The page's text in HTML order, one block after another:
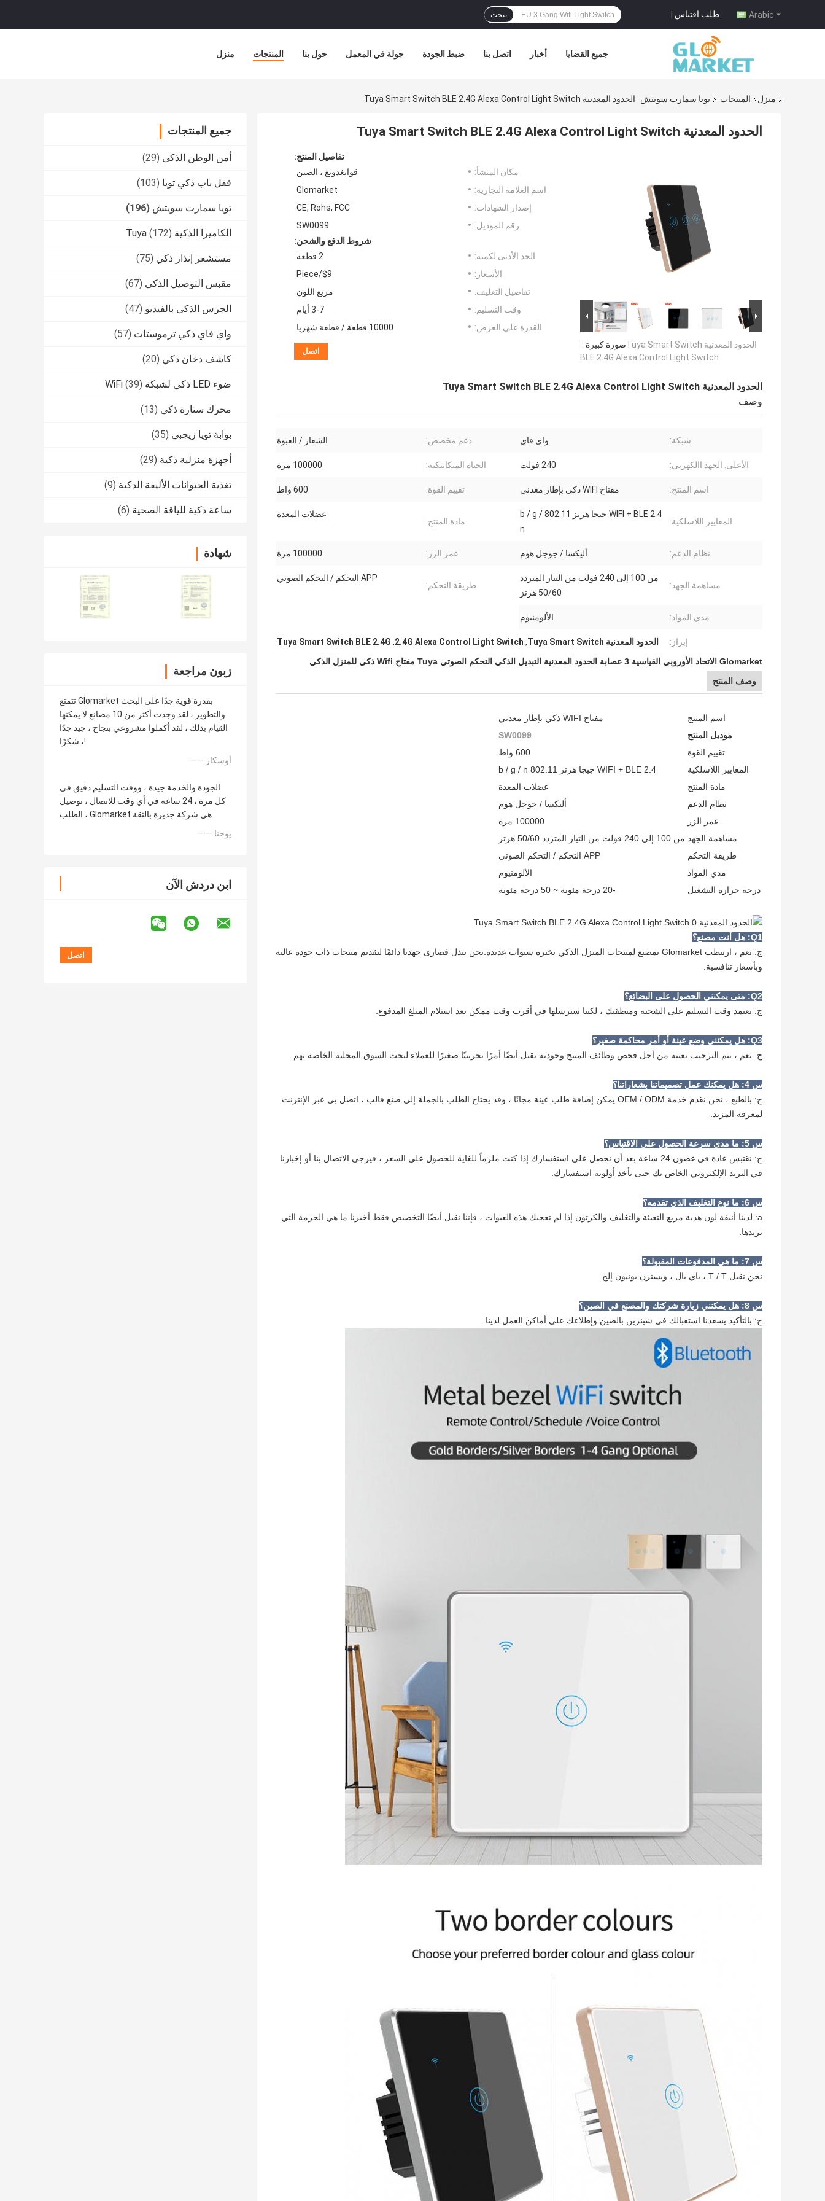
Arabic طلب اقتباس | يبحث
منزل المنتجات حول بنا جولة في المعمل ضبط الجودة اتصل بنا أخبار جميع القضايا
منزل المنتجات تويا سمارت سويتش الحدود المعدنية Tuya Smart Switch BLE 2.4G Alexa Control Light Switch
جميع المنتجات
أمن الوطن الذكي (29)
قفل باب ذكي تويا (103)
تويا سمارت سويتش (196)
الكاميرا الذكية Tuya (172)
مستشعر إنذار ذكي (75)
مقبس التوصيل الذكي (67)
الجرس الذكي بالفيديو (47)
واي فاي ذكي ترموستات (57)
كاشف دخان ذكي (20)
ضوء LED ذكي لشبكة WiFi (39)
محرك ستارة ذكي (13)
بوابة تويا زيجبي (35)
أجهزة منزلية ذكية (29)
تغذية الحيوانات الأليفة الذكية (9)
ساعة ذكية للياقة الصحية (6)
شهادة
زبون مراجعة
تتمتع Glomarket بقدرة قوية جدًا على البحث
والتطوير ، لقد وجدت أكثر من 10 مصانع لا يمكنها
القيام بذلك ، لقد أكملوا مشروعي بنجاح ، جيد جدًا
، شكرًا!
—— أوسكار
الجودة والخدمة جيدة ، ووقت التسليم دقيق في
كل مرة ، 24 ساعة في أي وقت للاتصال ، توصيل
الطلب ، Glomarket هي شركة جديرة بالثقة
—— يوحنا
ابن دردش الآن
الحدود المعدنية Tuya Smart Switch BLE 2.4G Alexa Control Light Switch
صورة كبيرة :الحدود المعدنية Tuya Smart Switch
BLE 2.4G Alexa Control Light Switch
تفاصيل المنتج:
مكان المنشأ:
قوانغدونغ ، الصين
اسم العلامة التجارية:
Glomarket
إصدار الشهادات:
CE, Rohs, FCC
رقم الموديل:
SW0099
شروط الدفع والشحن:
الحد الأدنى لكمية:
2 قطعة
الأسعار:
$9/Piece
تفاصيل التغليف:
مربع اللون
وقت التسليم:
3-7 أيام
القدرة على العرض:
10000 قطعة / قطعة شهريا
اتصل
الحدود المعدنية Tuya Smart Switch BLE 2.4G Alexa Control Light Switch
وصف
شبكة: واي فاي دعم مخصص: الشعار / العبوة
الأعلى. الجهد االكهربى: 240 فولت الحياة الميكانيكية: 100000 مرة
اسم المنتج: مفتاح WIFI ذكي بإطار معدني تقييم القوة: 600 واط
المعايير اللاسلكية:
WIFI + BLE 2.4 جيجا هرتز 802.11 b / g /
n
مادة المنتج:
عضلات المعدة
نظام الدعم: أليكسا / جوجل هوم عمر الزر: 100000 مرة
مساهمة الجهد:
من 100 إلى 240 فولت من التيار المتردد
50/60 هرتز
طريقة التحكم:
APP التحكم / التحكم الصوتي
مدي المواد: الألومنيوم
إبراز: الحدود المعدنية Tuya Smart Switch ,
2.4G Alexa Control Light Switch
,
Tuya Smart Switch BLE 2.4G
Glomarket الاتحاد الأوروبي القياسية 3 عصابة الحدود المعدنية التبديل الذكي التحكم الصوتي Tuya مفتاح Wifi ذكي للمنزل الذكي
وصف المنتج
اسم المنتج
مفتاح WIFI ذكي بإطار معدني
موديل المنتج
SW0099
تقييم القوة
600 واط
المعايير اللاسلكية
WIFI + BLE 2.4 جيجا هرتز 802.11 b / g / n
مادة المنتج
عضلات المعدة
نظام الدعم
أليكسا / جوجل هوم
عمر الزر
100000 مرة
مساهمة الجهد من 100 إلى 240 فولت من التيار المتردد 50/60 هرتز
طريقة التحكم
APP التحكم / التحكم الصوتي
مدي المواد
الألومنيوم
درجة حرارة التشغيل
-20 درجة مئوية ~ 50 درجة مئوية
Q1: هل أنت مصنع؟
ج: نعم ، ارتبطت Glomarket بمصنع لمنتجات المنزل الذكي بخبرة سنوات عديدة.نحن نبذل قصارى جهدنا دائمًا لتقديم منتجات ذات جودة عالية
وبأسعار تنافسية.
Q2: متى يمكنني الحصول على البضائع؟
ج: يعتمد وقت التسليم على الشحنة ومنطقتك ، لكننا سنرسلها في أقرب وقت ممكن بعد استلام المبلغ المدفوع.
Q3: هل يمكنني وضع عينة أو أمر محاكمة صغير؟
ج: نعم ، يتم الترحيب بعينة من أجل فحص وظائف المنتج وجودته.نقبل أيضًا أمرًا تجريبيًا صغيرًا للعملاء لبحث السوق المحلية الخاصة بهم.
س 4: هل يمكنك عمل تصميماتنا بشعاراتنا؟
ج: بالطبع ، نحن نقدم خدمة OEM / ODM.يمكن إضافة طلب عينة مجانًا ، وقد يحتاج الطلب بالجملة إلى صنع قالب ، اتصل بي عبر الإنترنت
لمعرفة المزيد.
س 5: ما مدى سرعة الحصول على الاقتباس؟
ج: نقتبس عادة في غضون 24 ساعة بعد أن نحصل على استفسارك.إذا كنت ملزماً للغاية للحصول على السعر ، فيرجى الاتصال بنا أو إخبارنا
في البريد الإلكتروني الخاص بك حتى نأخذ أولوية استفسارك.
س 6: ما نوع التغليف الذي تقدمه؟
a: لدينا أنيقة لون هدية مربع التعبئة والتغليف والكرتون.إذا لم تعجبك هذه العبوات ، فإننا نقبل أيضًا التخصيص.فقط أخبرنا ما هي الحزمة التي
تريدها.
س 7: ما هي المدفوعات المقبولة؟
نحن نقبل T / T ، باي بال ، ويسترن يونيون إلخ.
س 8: هل يمكنني زيارة شركتك والمصنع في الصين؟
ج: بالتأكيد.يسعدنا استقبالك في شينزين بالصين وإطلاعك على أماكن العمل لدينا.